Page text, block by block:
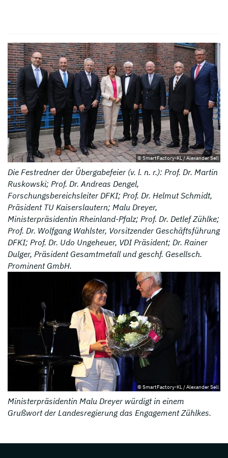
© SmartFactory-KL / Alexander Sell
Die Festredner der Übergabefeier (v. l. n. r.): Prof. Dr. Martin
Ruskowski; Prof. Dr. Andreas Dengel,
Forschungsbereichsleiter DFKI; Prof. Dr. Helmut Schmidt,
Präsident TU Kaiserslautern; Malu Dreyer,
Ministerpräsidentin Rheinland-Pfalz; Prof. Dr. Detlef Zühlke;
Prof. Dr. Wolfgang Wahlster, Vorsitzender Geschäftsführung
DFKI; Prof. Dr. Udo Ungeheuer, VDI Präsident; Dr. Rainer
Dulger, Präsident Gesamtmetall und geschf. Gesellsch.
Prominent GmbH.
© SmartFactory-KL / Alexander Sell
Ministerpräsidentin Malu Dreyer würdigt in einem
Grußwort der Landesregierung das Engagement Zühlkes.